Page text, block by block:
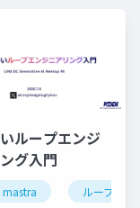
agent skills
ループエンジ
グ入門
mastra ループエン